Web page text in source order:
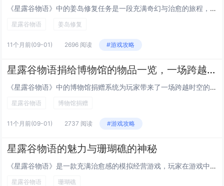
《星露谷物语》中的姜岛修复任务是一段充满奇幻与治愈的旅程，玩家通过收集特殊物品，逐步修复这座神秘岛屿，解锁新的区域与剧情，旅程中，玩家不仅能探索独特的生态环境，还能与岛上居民建立深厚联系，体验丰富的支线任务与隐藏秘密，姜岛的修复不仅是对土地...
星露谷物语 姜岛修复
11个月前(09-01) 2696 阅读 #游戏攻略
星露谷物语捐给博物馆的物品一览，一场跨越时空的奇妙收藏之旅
《星露谷物语》中的博物馆捐赠系统为玩家带来了一场跨越时空的奇妙收藏之旅，游戏中，玩家可以收集超过百种物品，包括矿石、文物、动植物标本等，捐给博物馆以解锁展览和奖励，每件捐赠物品都有其独特背景与历史，通过馆长刘易斯的讲解，玩家不仅能了解物品的...
星露谷物语 博物馆捐赠
11个月前(09-01) 2737 阅读 #游戏攻略
星露谷物语的魅力与珊瑚礁的神秘
《星露谷物语》是一款充满治愈感的模拟经营游戏，玩家在游戏中扮演一位继承农场的角色，体验种植作物、养殖动物、与村民互动等乡村生活，游戏以细腻的像素画风和自由度极高的玩法吸引了大量玩家，珊瑚礁作为海洋中最具生命力的生态系统之一，以其色彩斑斓的生...
星露谷物语 珊瑚礁